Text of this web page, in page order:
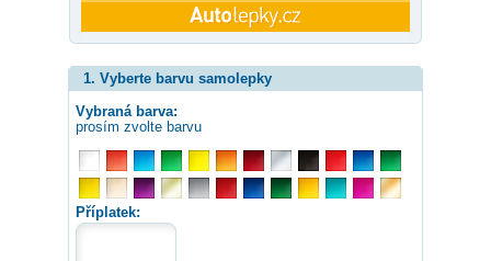
1. Vyberte barvu samolepky
Vybraná barva:
prosím zvolte barvu
Příplatek: